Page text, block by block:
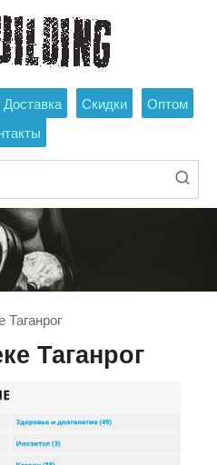
Скидки
Оптом
Таганрог
Таганрог